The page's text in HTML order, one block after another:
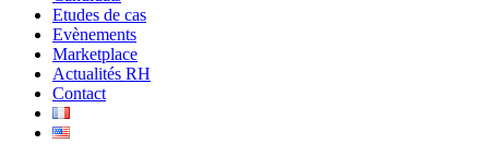
Etudes de cas
Evènements
Marketplace
Actualités RH
Contact